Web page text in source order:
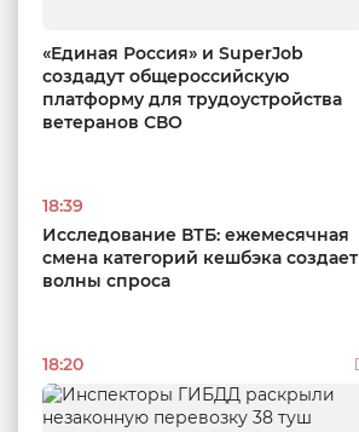
«Единая Россия» и SuperJob
создадут общероссийскую
платформу для трудоустройства
ветеранов СВО
18:39
Исследование ВТБ: ежемесячная
смена категорий кешбэка создает
волны спроса
18:20